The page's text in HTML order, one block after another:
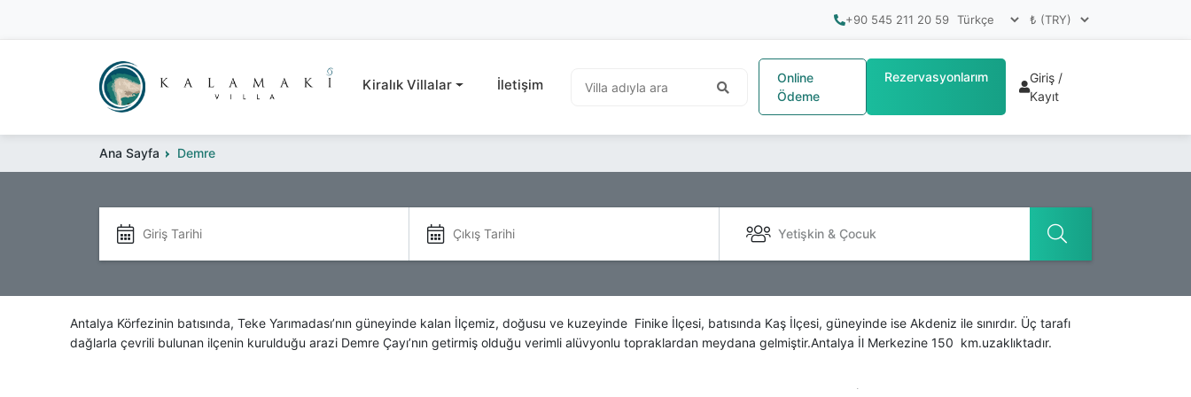
+90 545 211 20 59
Kiralık Villalar İletişim
Online
Ödeme
Rezervasyonlarım
Giriş /
Kayıt
Ana Sayfa Demre
Yetişkin & Çocuk
Antalya Körfezinin batısında, Teke Yarımadası’nın güneyinde kalan İlçemiz, doğusu ve kuzeyinde Finike İlçesi, batısında Kaş İlçesi, güneyinde ise Akdeniz ile sınırdır. Üç tarafı
dağlarla çevrili bulunan ilçenin kurulduğu arazi Demre Çayı’nın getirmiş olduğu verimli alüvyonlu topraklardan meydana gelmiştir.Antalya İl Merkezine 150 km.uzaklıktadır.
Tarihe Demre isminin Myra’ya ve sonra da Demre’ye dönüşmüş olabilecek “Myrrh” yer adı ünlü Myra yağının üretildiği mersin bitkisinden (Commiphora myrrha) gelmektedir.Mersin